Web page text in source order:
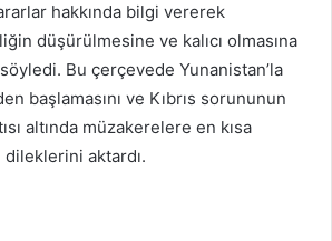
hakkında bilgi vererek
düşürülmesine ve kalıcı olmasına
Bu çerçevede Yunanistan’la
başlamasını ve Kıbrıs sorununun
altında müzakerelere en kısa
aktardı.